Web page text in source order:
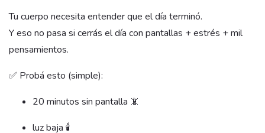
Tu cuerpo necesita entender que el día terminó.
Y eso no pasa si cerrás el día con pantallas + estrés + mil
pensamientos.
✅ Probá esto (simple):
20 minutos sin pantalla 📵
luz baja 🕯️